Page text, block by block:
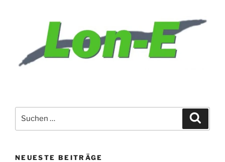
nach:
NEUESTE BEITRÄGE